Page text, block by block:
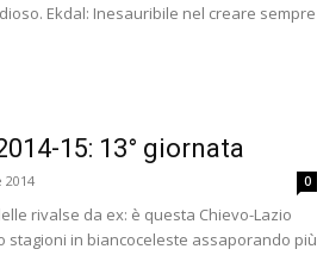
Ekdal: Inesauribile nel creare sempre
15: 13° giornata
2014 0
rivalse da ex: è questa Chievo-Lazio
stagioni in biancoceleste assaporando più